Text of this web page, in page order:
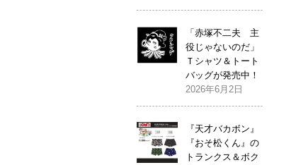
「赤塚不二夫 主
役じゃないのだ」
Ｔシャツ＆トート
バッグが発売中！
2026年6月2日
『天才バカボン』
『おそ松くん』の
トランクス＆ボク